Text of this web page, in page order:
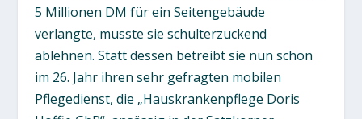
5 Millionen DM für ein Seitengebäude
verlangte, musste sie schulterzuckend
ablehnen. Statt dessen betreibt sie nun schon
im 26. Jahr ihren sehr gefragten mobilen
Pflegedienst, die „Hauskrankenpflege Doris